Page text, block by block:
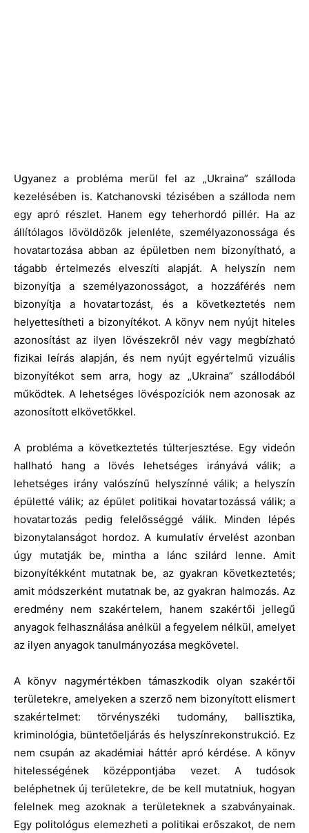
Ugyanez a probléma merül fel az „Ukraina” szálloda
kezelésében is. Katchanovski tézisében a szálloda nem
egy apró részlet. Hanem egy teherhordó pillér. Ha az
állítólagos lövöldözők jelenléte, személyazonossága és
hovatartozása abban az épületben nem bizonyítható, a
tágabb értelmezés elveszíti alapját. A helyszín nem
bizonyítja a személyazonosságot, a hozzáférés nem
bizonyítja a hovatartozást, és a következtetés nem
helyettesítheti a bizonyítékot. A könyv nem nyújt hiteles
azonosítást az ilyen lövészekről név vagy megbízható
fizikai leírás alapján, és nem nyújt egyértelmű vizuális
bizonyítékot sem arra, hogy az „Ukraina” szállodából
működtek. A lehetséges lövéspozíciók nem azonosak az
azonosított elkövetőkkel.
A probléma a következtetés túlterjesztése. Egy videón
hallható hang a lövés lehetséges irányává válik; a
lehetséges irány valószínű helyszínné válik; a helyszín
épületté válik; az épület politikai hovatartozássá válik; a
hovatartozás pedig felelősséggé válik. Minden lépés
bizonytalanságot hordoz. A kumulatív érvelést azonban
úgy mutatják be, mintha a lánc szilárd lenne. Amit
bizonyítékként mutatnak be, az gyakran következtetés;
amit módszerként mutatnak be, az gyakran halmozás. Az
eredmény nem szakértelem, hanem szakértői jellegű
anyagok felhasználása anélkül a fegyelem nélkül, amelyet
az ilyen anyagok tanulmányozása megkövetel.
A könyv nagymértékben támaszkodik olyan szakértői
területekre, amelyeken a szerző nem bizonyított elismert
szakértelmet: törvényszéki tudomány, ballisztika,
kriminológia, büntetőeljárás és helyszínrekonstrukció. Ez
nem csupán az akadémiai háttér apró kérdése. A könyv
hitelességének középpontjába vezet. A tudósok
beléphetnek új területekre, de be kell mutatniuk, hogyan
felelnek meg azoknak a területeknek a szabványainak.
Egy politológus elemezheti a politikai erőszakot, de nem